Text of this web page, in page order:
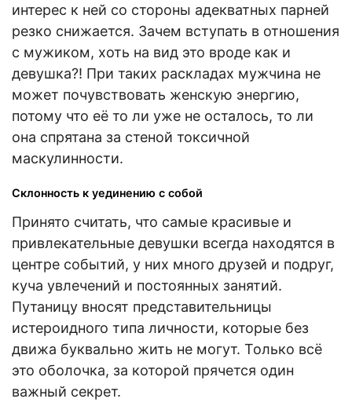
интерес к ней со стороны адекватных парней
резко снижается. Зачем вступать в отношения
с мужиком, хоть на вид это вроде как и
девушка?! При таких раскладах мужчина не
может почувствовать женскую энергию,
потому что её то ли уже не осталось, то ли
она спрятана за стеной токсичной
маскулинности.
Склонность к уединению с собой
Принято считать, что самые красивые и
привлекательные девушки всегда находятся в
центре событий, у них много друзей и подруг,
куча увлечений и постоянных занятий.
Путаницу вносят представительницы
истероидного типа личности, которые без
движа буквально жить не могут. Только всё
это оболочка, за которой прячется один
важный секрет.